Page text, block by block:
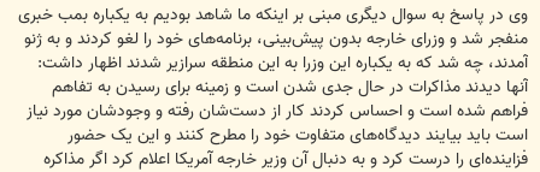
وی در پاسخ به سوال دیگری مبنی بر اینکه ما شاهد بودیم به یکباره بمب خبری
منفجر شد و وزرای خارجه بدون پیش‌بینی، برنامه‌های خود را لغو کردند و به ژنو
آمدند، چه شد که به یکباره این وزرا به این منطقه سرازیر شدند اظهار داشت:
آنها دیدند مذاکرات در حال جدی شدن است و زمینه برای رسیدن به تفاهم
فراهم شده است و احساس کردند کار از دست‌شان رفته و وجودشان مورد نیاز
است باید بیایند دیدگاه‌های متفاوت خود را مطرح کنند و این یک حضور
فزاینده‌ای را درست کرد و به دنبال آن وزیر خارجه آمریکا اعلام کرد اگر مذاکره